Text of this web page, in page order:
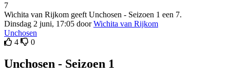
7
Wichita van Rijkom geeft Unchosen - Seizoen 1 een 7.
Dinsdag 2 juni, 17:05 doorWichita van Rijkom
Unchosen
4
0
Unchosen - Seizoen 1